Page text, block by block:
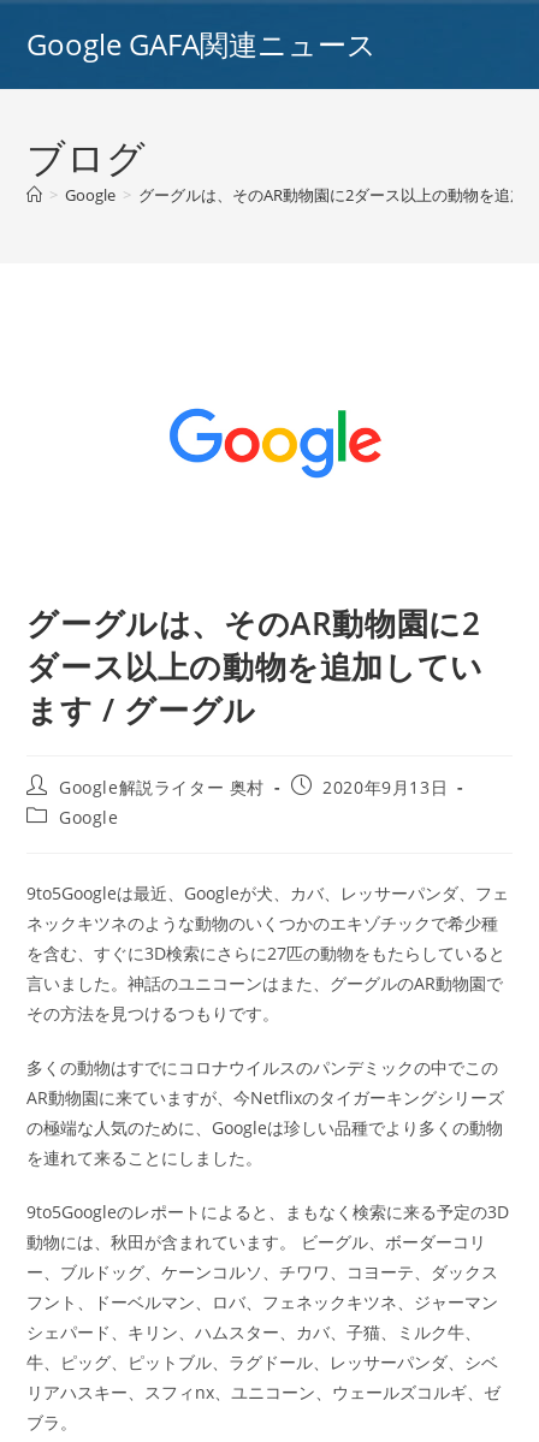
Google GAFA関連ニュース
ブログ
> Google > グーグルは、そのAR動物園に2ダース以上の動物を追加
グーグルは、そのAR動物園に2
ダース以上の動物を追加してい
ます / グーグル
投
稿
者:
Google解説ライター 奥村
投
2020年9月13日
投
テ
ゴ
リ
ー:
Google
9to5Googleは最近、Googleが犬、カバ、レッサーパンダ、フェ
ネックキツネのような動物のいくつかのエキゾチックで希少種
を含む、すぐに3D検索にさらに27匹の動物をもたらしていると
言いました。神話のユニコーンはまた、グーグルのAR動物園で
その方法を見つけるつもりです。
多くの動物はすでにコロナウイルスのパンデミックの中でこの
AR動物園に来ていますが、今Netflixのタイガーキングシリーズ
の極端な人気のために、Googleは珍しい品種でより多くの動物
を連れて来ることにしました。
9to5Googleのレポートによると、まもなく検索に来る予定の3D
動物には、秋田が含まれています。 ビーグル、ボーダーコリ
ー、ブルドッグ、ケーンコルソ、チワワ、コヨーテ、ダックス
フント、ドーベルマン、ロバ、フェネックキツネ、ジャーマン
シェパード、キリン、ハムスター、カバ、子猫、ミルク牛、
牛、ピッグ、ピットブル、ラグドール、レッサーパンダ、シベ
リアハスキー、スフィnx、ユニコーン、ウェールズコルギ、ゼ
ブラ。